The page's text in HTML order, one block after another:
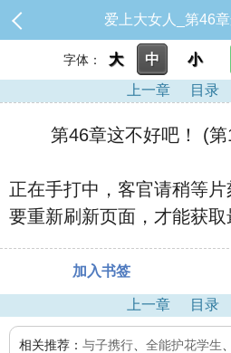
爱上大女人_第46章
字体： 大 中 小
上一章
目录
第46章这不好吧！ (第
正在手打中，客官请稍等
要重新刷新页面，才能获取
加入书签
上一章 目录
相关推荐： 与子携行 全能护花学生